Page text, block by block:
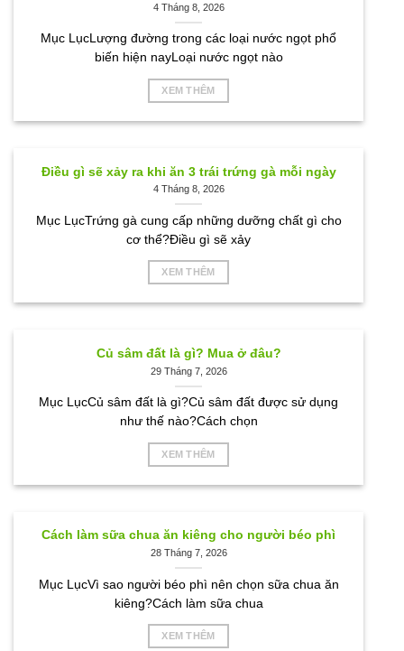
4 Tháng 8, 2026
Mục LụcLượng đường trong các loại nước ngọt phổ
biến hiện nayLoại nước ngọt nào
XEM THÊM
Điều gì sẽ xảy ra khi ăn 3 trái trứng gà mỗi ngày
4 Tháng 8, 2026
Mục LụcTrứng gà cung cấp những dưỡng chất gì cho
cơ thể?Điều gì sẽ xảy
XEM THÊM
Củ sâm đất là gì? Mua ở đâu?
29 Tháng 7, 2026
Mục LụcCủ sâm đất là gì?Củ sâm đất được sử dụng
như thế nào?Cách chọn
XEM THÊM
Cách làm sữa chua ăn kiêng cho người béo phì
28 Tháng 7, 2026
Mục LụcVì sao người béo phì nên chọn sữa chua ăn
kiêng?Cách làm sữa chua
XEM THÊM